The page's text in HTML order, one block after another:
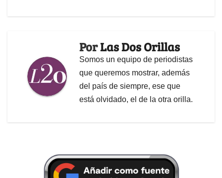
PorLas Dos Orillas
Somos un equipo de periodistas
que queremos mostrar, además
del país de siempre, ese que
está olvidado, el de la otra orilla.